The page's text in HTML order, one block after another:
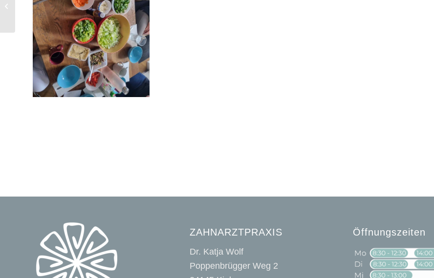
ZAHNARZTPRAXIS
Dr. Katja Wolf
Poppenbrügger Weg 2
Öffnungszeiten
Notfallfortbildung